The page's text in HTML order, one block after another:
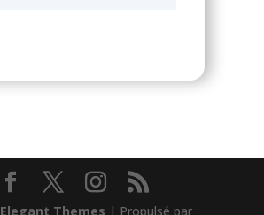
Elegant Themes | Propulsé par